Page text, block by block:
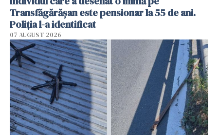
Transfăgărășan este pensionar la 55 de ani.
Poliția l-a identificat
07 AUGUST 2026